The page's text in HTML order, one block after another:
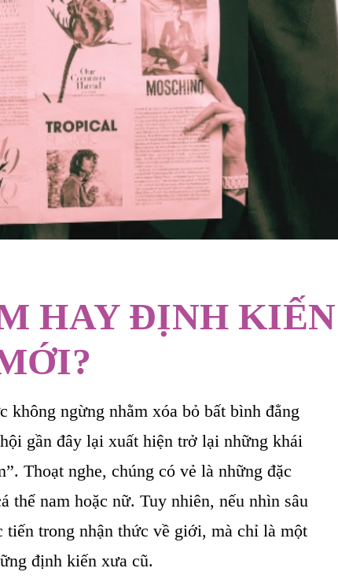
HAY ĐỊNH
không ngừng nhằm xóa bỏ bất bình đẳng
gần đây lại xuất hiện trở lại những khái
Thoạt nghe, chúng có vẻ là những đặc
thể nam hoặc nữ. Tuy nhiên, nếu nhìn sâu
tiến trong nhận thức về giới, mà chỉ là một
định kiến xưa cũ.